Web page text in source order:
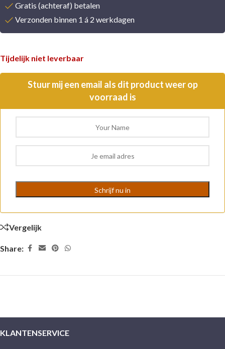
Gratis (achteraf) betalen
Verzonden binnen 1 á 2 werkdagen
Tijdelijk niet leverbaar
Stuur mij een email als dit product weer op
voorraad is
Vergelijk
Share:
KLANTENSERVICE